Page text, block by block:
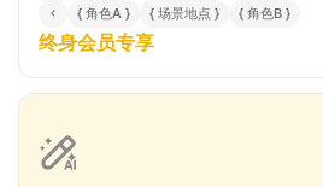
{ 角色A } { 场景地点 } { 角色B }
终身会员专享